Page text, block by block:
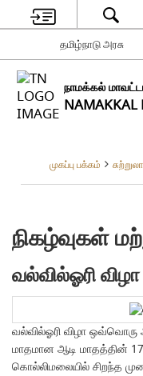
தமிழ்நாடு அரசு
நாமக்கல்
NAMAKKAL
முகப்பு பக்கம் சுற்றுலா
நிகழ்வுகள்
வல்வில்ஓரி விழா
வல்வில்ஓரி விழா
மாதமான ஆடி மாதத்தின்
கொல்லிமலையில் சிறந்த